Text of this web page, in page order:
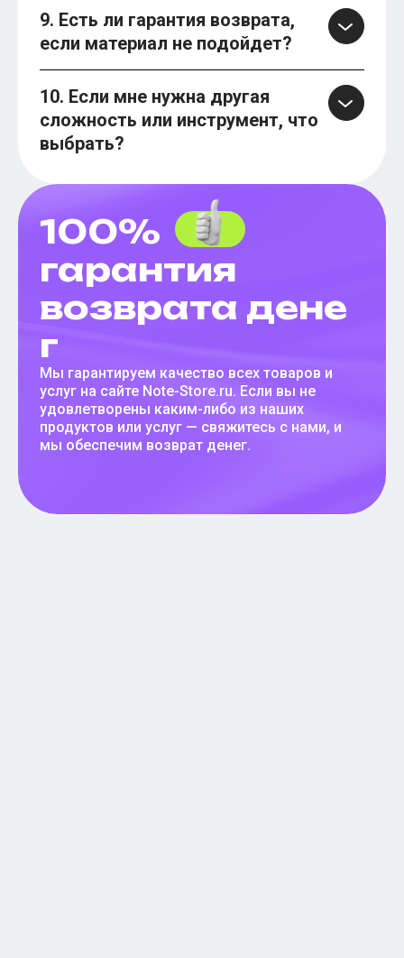
9. Есть ли гарантия возврата,
если материал не подойдет?
10. Если мне нужна другая
сложность или инструмент, что
выбрать?
100%
гарантия
возврата дене
г
Мы гарантируем качество всех товаров и
услуг на сайте Note-Store.ru. Если вы не
удовлетворены каким-либо из наших
продуктов или услуг — свяжитесь с нами, и
мы обеспечим возврат денег.